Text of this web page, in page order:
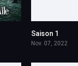
Saison 1
Nov. 07, 2022